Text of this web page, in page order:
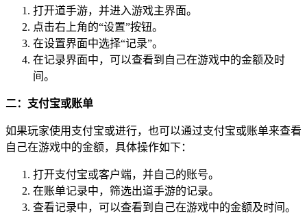
打开道手游，并进入游戏主界面。
点击右上角的“设置”按钮。
在设置界面中选择“记录”。
在记录界面中，可以查看到自己在游戏中的金额及时
间。
二：支付宝或账单
如果玩家使用支付宝或进行，也可以通过支付宝或账单来查看
自己在游戏中的金额，具体操作如下：
打开支付宝或客户端，并自己的账号。
在账单记录中，筛选出道手游的记录。
查看记录中，可以查看到自己在游戏中的金额及时间。